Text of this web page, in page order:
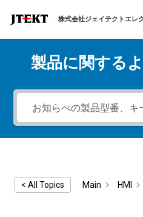
株式会社ジェイテクトエレ
製品に関する
< All Topics Main HMI